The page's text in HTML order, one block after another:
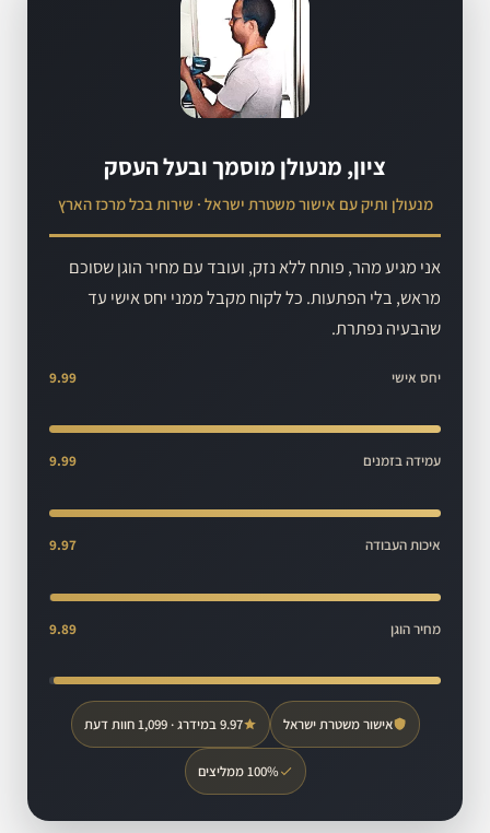
ציון, מנעולן מוסמך ובעל העסק
מנעולן ותיק עם אישור משטרת ישראל · שירות בכל מרכז הארץ
אני מגיע מהר, פותח ללא נזק, ועובד עם מחיר הוגן שסוכם
מראש, בלי הפתעות. כל לקוח מקבל ממני יחס אישי עד
שהבעיה נפתרת.
יחס אישי 9.99
עמידה בזמנים 9.99
איכות העבודה 9.97
מחיר הוגן 9.89
אישור משטרת ישראל 9.97 במידרג · 1,099 חוות דעת
100% ממליצים